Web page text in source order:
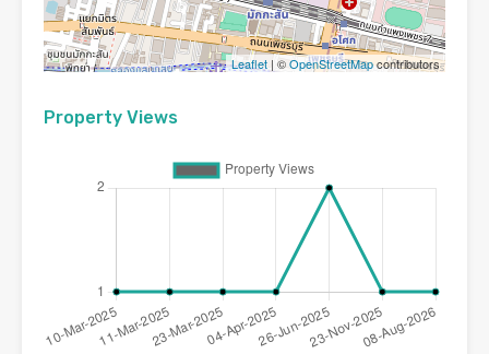
Leaflet | ©OpenStreetMapcontributors
Property Views